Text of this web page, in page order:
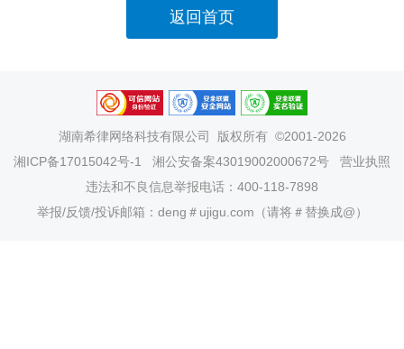
返回首页
湖南希律网络科技有限公司
版权所有 ©2001-2026
湘ICP备17015042号-1
湘公安备案43019002000672号
营业执照
违法和不良信息举报电话：400-118-7898
举报/反馈/投诉邮箱：deng＃ujigu.com（请将＃替换成@）